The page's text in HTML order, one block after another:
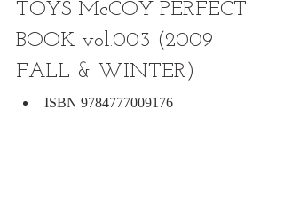
TOYS McCOY PERFECT
BOOK vol.003 (2009
FALL & WINTER)
ISBN 9784777009176